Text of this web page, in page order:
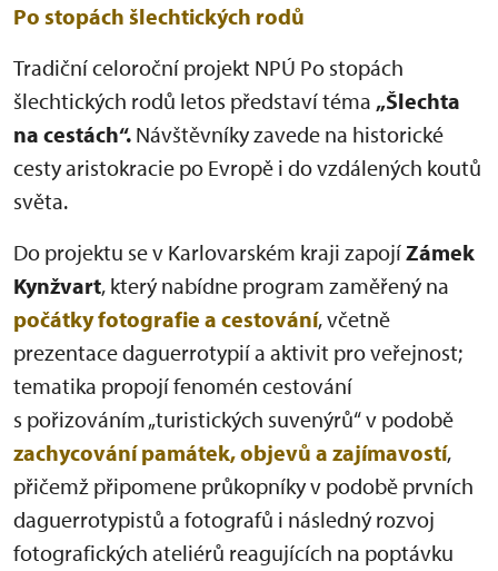
Po stopách šlechtických rodů
Tradiční celoroční projekt NPÚ Po stopách
šlechtických rodů letos představí téma „Šlechta
na cestách“. Návštěvníky zavede na historické
cesty aristokracie po Evropě i do vzdálených koutů
světa.
Do projektu se v Karlovarském kraji zapojíZámek
Kynžvart, který nabídne program zaměřený na
počátky fotografie a cestování, včetně
prezentace daguerrotypií a aktivit pro veřejnost;
tematika propojí fenomén cestování
s pořizováním „turistických suvenýrů“ v podobě
zachycování památek, objevů a zajímavostí,
přičemž připomene průkopníky v podobě prvních
daguerrotypistů a fotografů i následný rozvoj
fotografických ateliérů reagujících na poptávku